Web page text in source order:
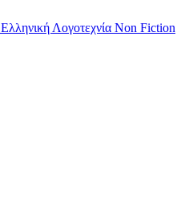
Ελληνική Λογοτεχνία Non Fiction